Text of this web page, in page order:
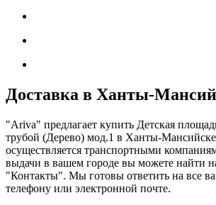
Доставка в Ханты-
"Ariva" предлагает купить Детская
трубой (Дерево) мод.1 в Ханты-
осуществляется транспортными
выдачи в вашем городе вы можете найти
"Контакты". Мы готовы ответить на все
телефону или электронной почте.